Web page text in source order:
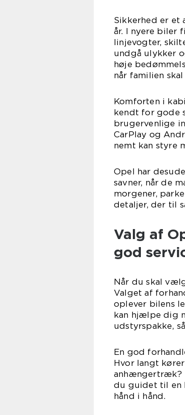
Sikkerhed er et
år. I nyere biler
linjevogter,
undgå ulykker
høje
når familien
Komforten i
kendt for gode
brugervenlige
CarPlay og
nemt kan styre
Opel har
savner, når de
morgener,
detaljer, der til
Valg af
god
Når du skal
Valget af
oplever bilens
kan hjælpe dig
udstyrspakke,
En god
Hvor langt
anhængertræk?
du guidet til en
hånd i hånd.